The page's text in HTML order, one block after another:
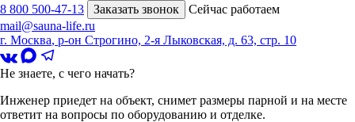
8 800 500-47-13
Заказать звонок
Сейчас работаем
mail@sauna-life.ru
г. Москва, р-он Строгино, 2-я Лыковская, д. 63, стр. 10
Не знаете, с чего начать?
Инженер приедет на объект, снимет размеры парной и на месте
ответит на вопросы по оборудованию и отделке.